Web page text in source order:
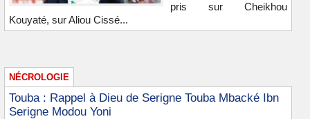
pris sur Cheikhou
Kouyaté, sur Aliou Cissé...
NÉCROLOGIE
Touba : Rappel à Dieu de Serigne Touba Mbacké Ibn
Serigne Modou Yoni